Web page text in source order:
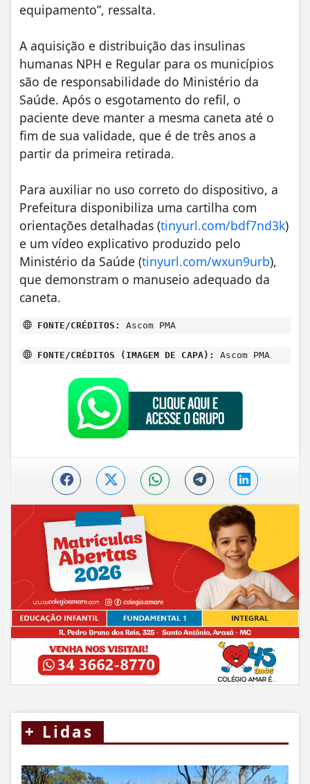
equipamento”, ressalta.
A aquisição e distribuição das insulinas
humanas NPH e Regular para os municípios
são de responsabilidade do Ministério da
Saúde. Após o esgotamento do refil, o
paciente deve manter a mesma caneta até o
fim de sua validade, que é de três anos a
partir da primeira retirada.
Para auxiliar no uso correto do dispositivo, a
Prefeitura disponibiliza uma cartilha com
orientações detalhadas (tinyurl.com/bdf7nd3k)
e um vídeo explicativo produzido pelo
Ministério da Saúde (tinyurl.com/wxun9urb),
que demonstram o manuseio adequado da
caneta.
FONTE/CRÉDITOS: Ascom PMA
FONTE/CRÉDITOS (IMAGEM DE CAPA): Ascom PMA
+ Lidas